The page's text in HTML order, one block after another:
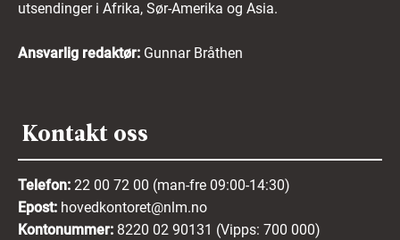
utsendinger i Afrika, Sør-Amerika og Asia.
Ansvarlig redaktør: Gunnar Bråthen
Kontakt oss
Telefon: 22 00 72 00 (man-fre 09:00-14:30)
Epost: hovedkontoret@nlm.no
Kontonummer: 8220 02 90131 (Vipps: 700 000)